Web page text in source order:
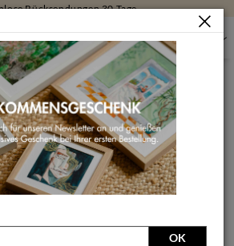
Rücksendungen 30 Tage
GRÖSSE
KLEINFORMATIGE MALEREI
128 von Hévin Christian | Gemälde
OK